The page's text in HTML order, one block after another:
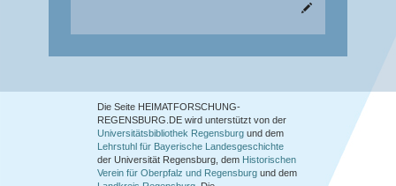
Die Seite HEIMATFORSCHUNG-
REGENSBURG.DE wird unterstützt von der
Universitätsbibliothek Regensburg und dem
Lehrstuhl für Bayerische Landesgeschichte
der Universität Regensburg, dem Historischen
Verein für Oberpfalz und Regensburg und dem